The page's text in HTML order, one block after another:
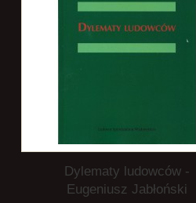
Dylematy ludowców -
Eugeniusz Jabłoński